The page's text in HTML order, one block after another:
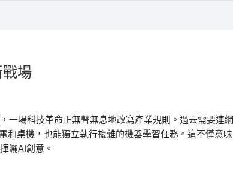
場
一場科技革命正無聲無息地改寫產業規則。過去需要連網
和桌機，也能獨立執行複雜的機器學習任務。這不僅意味
灑AI創意。